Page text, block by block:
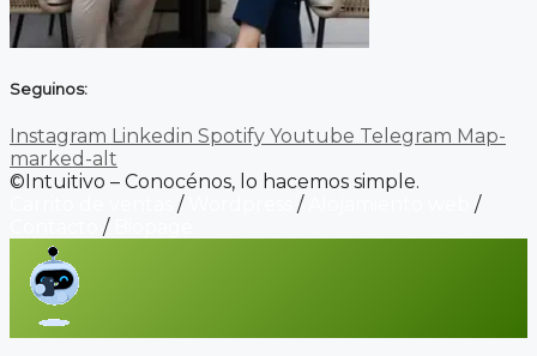
Seguinos:
Instagram Linkedin Spotify Youtube Telegram Map-
marked-alt
©Intuitivo – Conocénos, lo hacemos simple.
/ /
/
/